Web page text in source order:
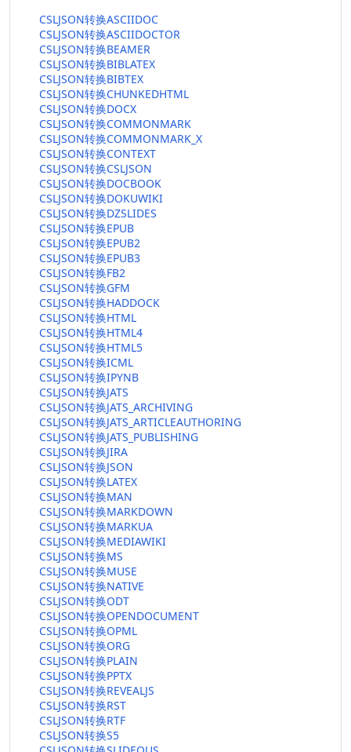
CSLJSON转换ASCIIDOC
CSLJSON转换ASCIIDOCTOR
CSLJSON转换BEAMER
CSLJSON转换BIBLATEX
CSLJSON转换BIBTEX
CSLJSON转换CHUNKEDHTML
CSLJSON转换DOCX
CSLJSON转换COMMONMARK
CSLJSON转换COMMONMARK_X
CSLJSON转换CONTEXT
CSLJSON转换CSLJSON
CSLJSON转换DOCBOOK
CSLJSON转换DOKUWIKI
CSLJSON转换DZSLIDES
CSLJSON转换EPUB
CSLJSON转换EPUB2
CSLJSON转换EPUB3
CSLJSON转换FB2
CSLJSON转换GFM
CSLJSON转换HADDOCK
CSLJSON转换HTML
CSLJSON转换HTML4
CSLJSON转换HTML5
CSLJSON转换ICML
CSLJSON转换IPYNB
CSLJSON转换JATS
CSLJSON转换JATS_ARCHIVING
CSLJSON转换JATS_ARTICLEAUTHORING
CSLJSON转换JATS_PUBLISHING
CSLJSON转换JIRA
CSLJSON转换JSON
CSLJSON转换LATEX
CSLJSON转换MAN
CSLJSON转换MARKDOWN
CSLJSON转换MARKUA
CSLJSON转换MEDIAWIKI
CSLJSON转换MS
CSLJSON转换MUSE
CSLJSON转换NATIVE
CSLJSON转换ODT
CSLJSON转换OPENDOCUMENT
CSLJSON转换OPML
CSLJSON转换ORG
CSLJSON转换PLAIN
CSLJSON转换PPTX
CSLJSON转换REVEALJS
CSLJSON转换RST
CSLJSON转换RTF
CSLJSON转换S5